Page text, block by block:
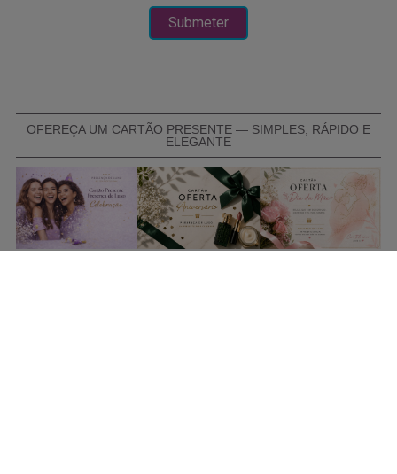
OFEREÇA UM CARTÃO PRESENTE — SIMPLES, RÁPIDO E
ELEGANTE